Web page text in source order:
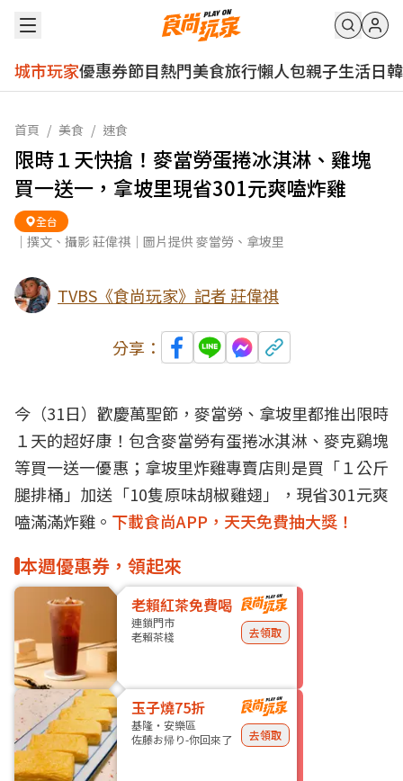
城市玩家優惠券節目熱門美食旅行懶人包親子生活日韓
首頁 / 美食 / 速食
限時１天快搶！麥當勞蛋捲冰淇淋、雞塊
買一送一，拿坡里現省301元爽嗑炸雞
全台
｜撰文、攝影 莊偉祺｜圖片提供 麥當勞、拿坡里
TVBS《食尚玩家》記者 莊偉祺
分享：
今（31日）歡慶萬聖節， 麥當勞 、 拿坡里都推出限時
１天的超好康 ！包含麥當勞有蛋捲冰淇淋、麥克鷄塊
等買一送一優惠；拿坡里炸雞專賣店則是買「１公斤
腿排桶」加送「10隻原味胡椒雞翅」，現省301元爽
嗑滿滿炸雞。 下載食尚APP，天天免費抽大獎！
本週優惠券，領起來
老賴紅茶免費喝
連鎖門市
老賴茶棧
去領取
玉子燒75折
基隆・安樂區
佐藤お帰り-你回來了
去領取